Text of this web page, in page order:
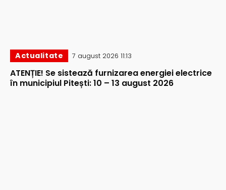
Actualitate 7 august 2026 11:13
ATENȚIE! Se sistează furnizarea energiei electrice
în municipiul Pitești: 10 – 13 august 2026